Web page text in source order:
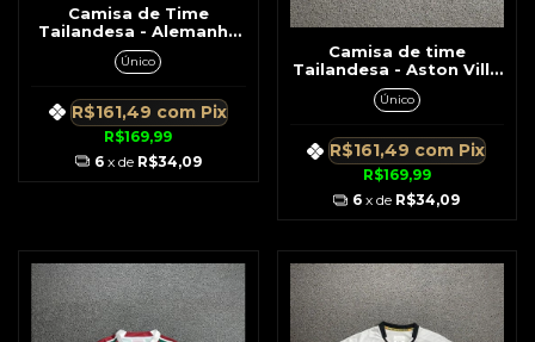
Camisa de Time
Tailandesa - Alemanha
Branca c/ Detalhe Peito
Único
R$169,99
R$161,49 com Pix
6 x de R$34,09
Camisa de time
Tailandesa - Aston Villa
Preta c/ Listras Azul No
Ombro
Único
R$169,99
R$161,49 com Pix
6 x de R$34,09